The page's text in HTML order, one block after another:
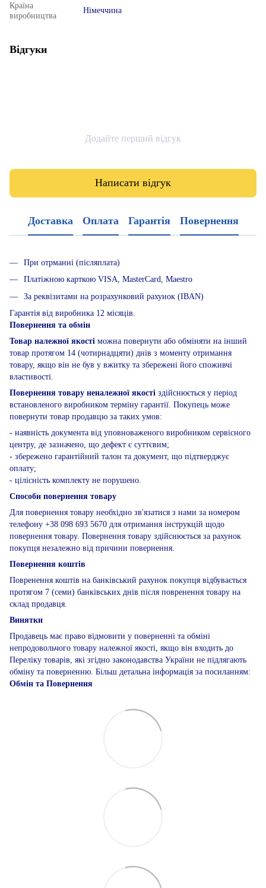
Країна
виробництва
Німеччина
Відгуки
Додайте перший відгук
Написати відгук
Доставка Оплата Гарантія Повернення
При отрманні (післяплата)
Платіжною карткою VISA, MasterCard, Maestro
За реквізитами на розрахунковий рахунок (IBAN)
Гарантія від виробника 12 місяців.
Повернення та обмін
Товар належної якості можна повернути або обміняти на інший
товар протягом 14 (чотирнадцяти) днів з моменту отримання
товару, якщо він не був у вжитку та збережені його споживчі
властивості.
Повернення товару неналежної якості здійснюється у період
встановленого виробником терміну гарантії. Покупець може
повернути товар продавцю за таких умов:
- наявність документа від уповноваженого виробником сервісного
центру, де зазначено, що дефект є суттєвим;
- збережено гарантійний талон та документ, що підтверджує
оплату;
- цілісність комплекту не порушено.
Способи повернення товару
Для повернення товару необхідно зв'язатися з нами за номером
телефону +38 098 693 5670 для отримання інструкцій щодо
повернення товару. Повернення товару здійснюється за рахунок
покупця незалежно від причини повернення.
Повернення коштів
Повренення коштів на банківський рахунок покупця відбувається
протягом 7 (семи) банківських днів після повренення товару на
склад продавця.
Винятки
Продавець має право відмовити у поверненні та обміні
непродовольчого товару належної якості, якщо він входить до
Переліку товарів, які згідно законодавства України не підлягають
обміну та поверненню. Більш детальна інформація за посиланням:
Обмін та Повернення